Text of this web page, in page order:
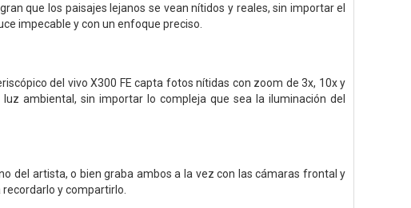
que los paisajes lejanos se vean nítidos y reales, sin importar el
impecable y con un enfoque preciso.
del vivo X300 FE capta fotos nítidas con zoom de 3x, 10x y
ambiental, sin importar lo compleja que sea la iluminación del
del artista, o bien graba ambos a la vez con las cámaras frontal y
y compartirlo.